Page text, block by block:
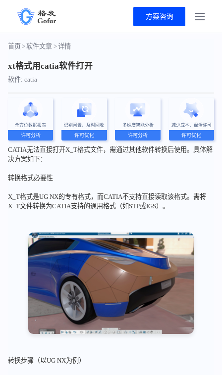
方案咨询
首页>软件文章 >详情
xt格式用catia软件打开
软件: catia
全方位数据报表
许可分析
识别闲置、及时回收
许可优化
多维度智能分析
许可分析
减少成本、盘活许可
许可优化
CATIA无法直接打开X_T格式文件，需通过其他软件转换后使用。具体解
决方案如下：
转换格式必要性
X_T格式是UG NX的专有格式，而CATIA不支持直接读取该格式。需将
X_T文件转换为CATIA支持的通用格式（如STP或IGS）。
转换步骤（以UG NX为例）